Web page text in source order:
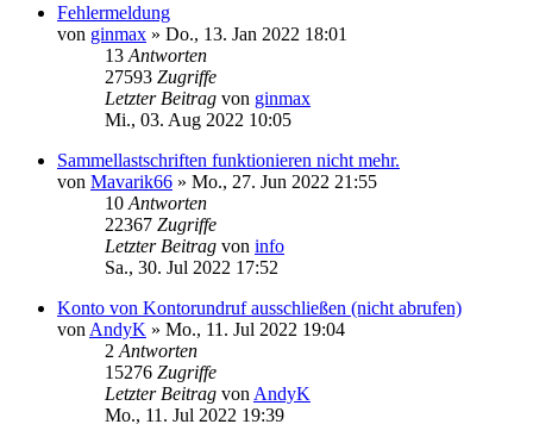
Fehlermeldung
von ginmax » Do., 13. Jan 2022 18:01
13 Antworten
27593 Zugriffe
Letzter Beitrag von ginmax
Mi., 03. Aug 2022 10:05
Sammellastschriften funktionieren nicht mehr.
von Mavarik66 » Mo., 27. Jun 2022 21:55
10 Antworten
22367 Zugriffe
Letzter Beitrag von info
Sa., 30. Jul 2022 17:52
Konto von Kontorundruf ausschließen (nicht abrufen)
von AndyK » Mo., 11. Jul 2022 19:04
2 Antworten
15276 Zugriffe
Letzter Beitrag von AndyK
Mo., 11. Jul 2022 19:39